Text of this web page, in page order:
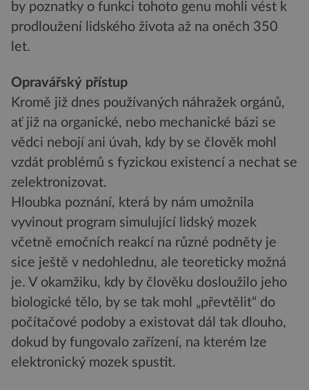
by poznatky o funkci tohoto genu mohli vést k
prodloužení lidského života až na oněch 350
let.
Opravářský přístup
Kromě již dnes používaných náhražek orgánů,
ať již na organické, nebo mechanické bázi se
vědci nebojí ani úvah, kdy by se člověk mohl
vzdát problémů s fyzickou existencí a nechat se
zelektronizovat.
Hloubka poznání, která by nám umožnila
vyvinout program simulující lidský mozek
včetně emočních reakcí na různé podněty je
sice ještě v nedohlednu, ale teoreticky možná
je. V okamžiku, kdy by člověku dosloužilo jeho
biologické tělo, by se tak mohl „převtělit“ do
počítačové podoby a existovat dál tak dlouho,
dokud by fungovalo zařízení, na kterém lze
elektronický mozek spustit.